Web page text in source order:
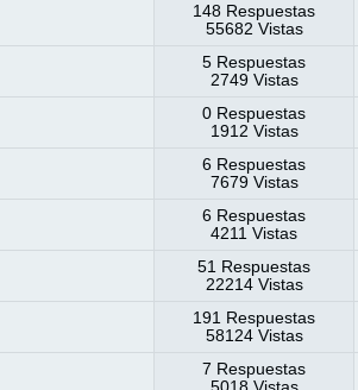
148 Respuestas
55682 Vistas
5 Respuestas
2749 Vistas
0 Respuestas
1912 Vistas
6 Respuestas
7679 Vistas
6 Respuestas
4211 Vistas
51 Respuestas
22214 Vistas
191 Respuestas
58124 Vistas
7 Respuestas